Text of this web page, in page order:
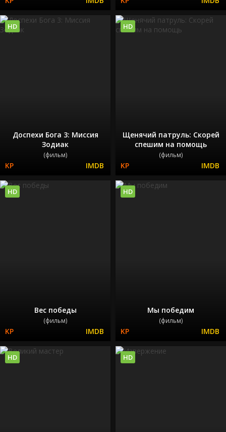
Доспехи Бога 3: Миссия
Зодиак
(фильм)
HD
Щенячий патруль: Скорей
спешим на помощь
(фильм)
HD
Вес победы
(фильм)
HD
Мы победим
(фильм)
HD
HD HD